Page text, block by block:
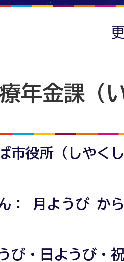
年金課（
市役所（しやく
： 月ようび か
び・日ようび・